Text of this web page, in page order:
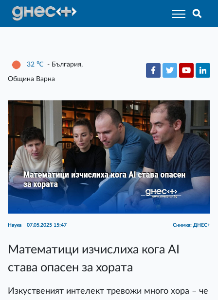
32 ℃ - България,
Община Варна
Наука 07.05.2025 15:47 Снимка: ДНЕС+
Математици изчислиха кога AI
става опасен за хората
Изкуственият интелект тревожи много хора – че